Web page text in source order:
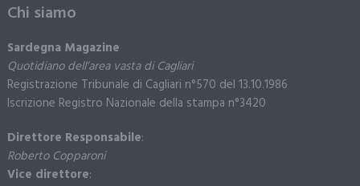
Chi siamo
Sardegna Magazine
Quotidiano dell’area vasta di Cagliari
Registrazione Tribunale di Cagliari n°570 del 13.10.1986
Iscrizione Registro Nazionale della stampa n°3420
Direttore Responsabile:
Roberto Copparoni
Vice direttore: